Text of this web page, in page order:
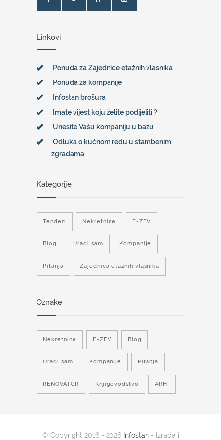
Linkovi
Ponuda za Zajednice etažnih vlasnika
Ponuda za kompanije
Infostan brošura
Imate vijest koju želite podijeliti ?
Unesite Vašu kompaniju u bazu
Odluka o kućnom redu u stambenim
zgradama
Kategorije
Tenderi Nekretnine E-ZEV
Blog Uradi sam Kompanije
Pitanja Zajednica etažnih vlasnika
Oznake
Nekretnine E-ZEV Blog
Uradi sam Kompanije Pitanja
RENOVATOR Knjigovodstvo ARHI
© Copyright 2016 - 2026 Infostan- Izrada i